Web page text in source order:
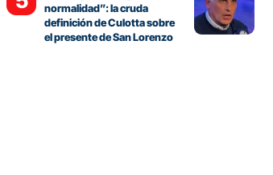
normalidad”: la cruda
definición de Culotta sobre
el presente de San Lorenzo